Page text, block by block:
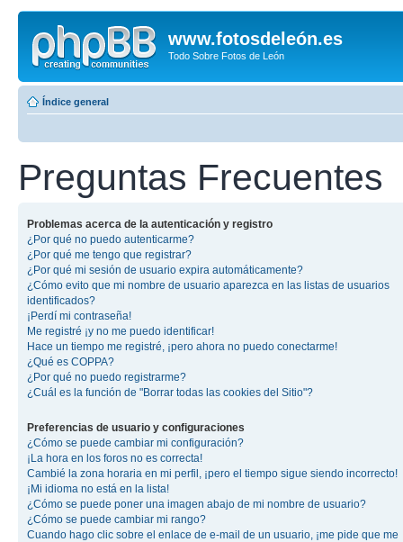
www.fotosdeleón.es
Todo Sobre Fotos de León
Índice general
Preguntas Frecuentes
Problemas acerca de la autenticación y registro
¿Por qué no puedo autenticarme?
¿Por qué me tengo que registrar?
¿Por qué mi sesión de usuario expira automáticamente?
¿Cómo evito que mi nombre de usuario aparezca en las listas de usuarios
identificados?
¡Perdí mi contraseña!
Me registré ¡y no me puedo identificar!
Hace un tiempo me registré, ¡pero ahora no puedo conectarme!
¿Qué es COPPA?
¿Por qué no puedo registrarme?
¿Cuál es la función de "Borrar todas las cookies del Sitio"?
Preferencias de usuario y configuraciones
¿Cómo se puede cambiar mi configuración?
¡La hora en los foros no es correcta!
Cambié la zona horaria en mi perfil, ¡pero el tiempo sigue siendo incorrecto!
¡Mi idioma no está en la lista!
¿Cómo se puede poner una imagen abajo de mi nombre de usuario?
¿Cómo se puede cambiar mi rango?
Cuando hago clic sobre el enlace de e-mail de un usuario, ¡me pide que me